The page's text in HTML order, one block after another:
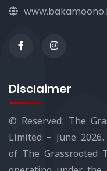
Disclaimer
© Reserved: The
Limited – June
of The Grassrooted